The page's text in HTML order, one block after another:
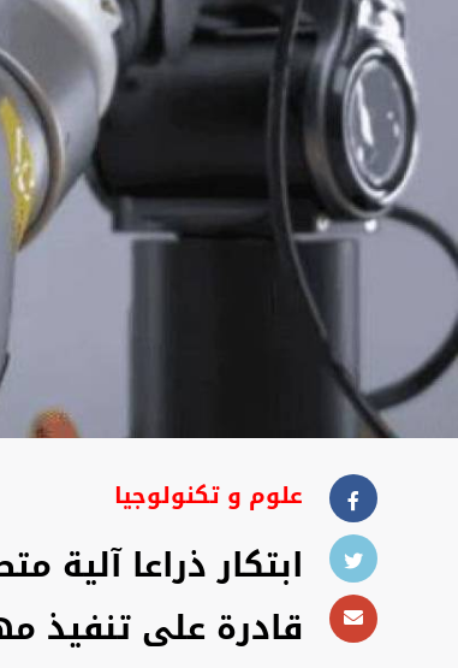
علوم و تكنولوجيا
ابتكار ذراعا آلية
قادرة على تنفيذ